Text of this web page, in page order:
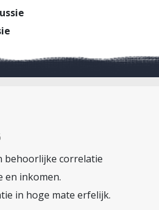
behoorlijke correlatie
en inkomen.
in hoge mate erfelijk.